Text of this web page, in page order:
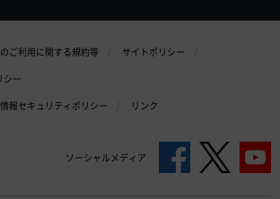
ご利用に関する規約等
サイトポリシー
シー
情報セキュリティポリシー リンク
ソーシャルメディア